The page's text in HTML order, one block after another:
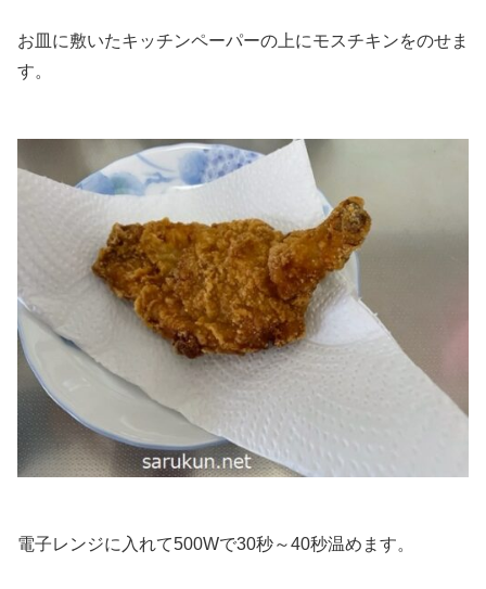
お皿に敷いたキッチンペーパーの上にモスチキンをのせま
す。
電子レンジに入れて500Wで30秒～40秒温めます。